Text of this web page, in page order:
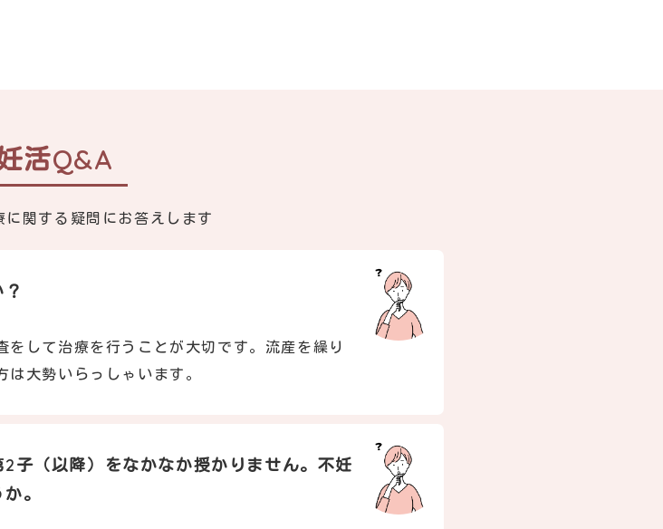
活Q&A
関する疑問にお答えします
して治療を行うことが大切です。流産を繰り
大勢いらっしゃいます。
子（以降）をなかなか授かりません。不妊
。